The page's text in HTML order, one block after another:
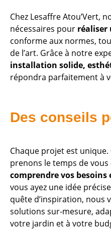
Chez Lesaffre Atou’Vert,
nécessaires pour réaliser
conforme aux normes,
de l’art. Grâce à notre
installation solide,
répondra parfaitement à
Des conseils
Chaque projet est unique.
prenons le temps de
comprendre vos besoins
vous ayez une idée
quête d’inspiration, nous
solutions sur-mesure,
votre jardin et à votre